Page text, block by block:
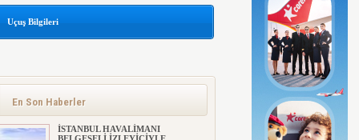
Uçuş Bilgileri
En Son Haberler
İSTANBUL HAVALİMANI